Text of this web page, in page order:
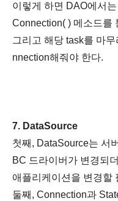
이렇게 하면 DAO에서
Connection( ) 메소드를
그리고 해당 task를 마
nnection해줘야 한다.
7. DataSource
첫째, DataSource는 서
BC 드라이버가 변경되
애플리케이션을 변경할
둘째, Connection과